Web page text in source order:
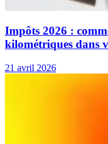
Impôts 2026 :
kilométriques dans
21 avril 2026